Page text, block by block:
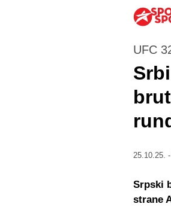
UFC
25.10.25.
Srpski
strane